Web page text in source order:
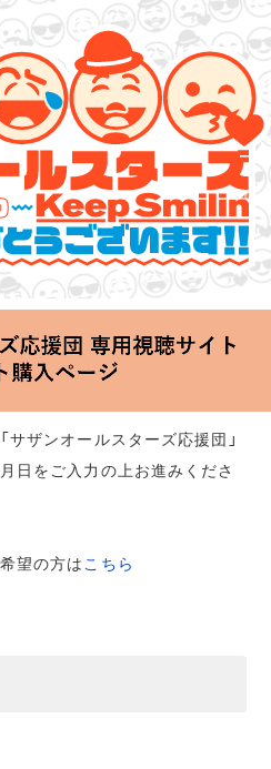
ブ 2020
とうございます!!～」
横浜アリーナ
サザンオールスターズ応援団」
日をご入力の上お進みくださ
望の方は こちら